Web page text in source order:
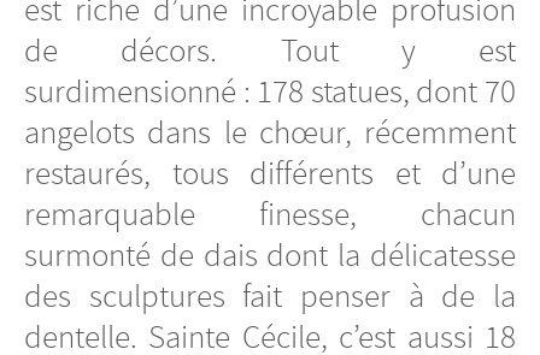
est riche d’une incroyable profusion
de décors. Tout y est
surdimensionné : 178 statues, dont 70
angelots dans le chœur, récemment
restaurés, tous différents et d’une
remarquable finesse, chacun
surmonté de dais dont la délicatesse
des sculptures fait penser à de la
dentelle. Sainte Cécile, c’est aussi 18